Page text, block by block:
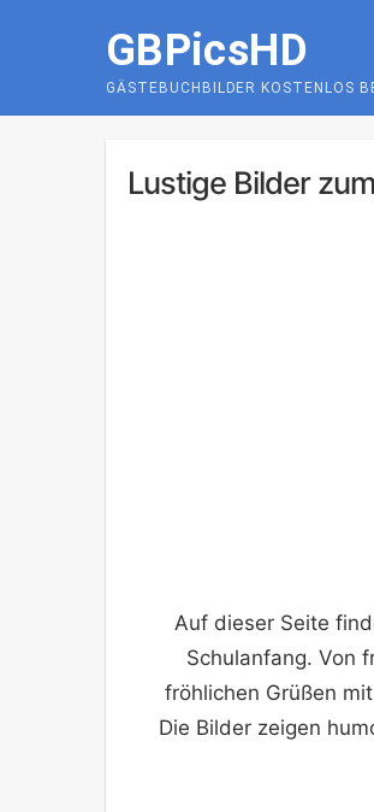
GBPicsHD
GÄSTEBUCHBILDER KOSTENLOS
Lustige Bilder
Auf dieser Seite
Schulanfang. Von
fröhlichen Grüßen
Die Bilder zeigen